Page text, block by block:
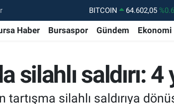
DOLAR 47,5986
EURO
55,0700 %0.1
GRAM ALTIN
%0.32
BİST100
13.768
Haber Bursaspor Gündem Ekonomi
silahlı saldırı: 4
tartışma silahlı saldırıya